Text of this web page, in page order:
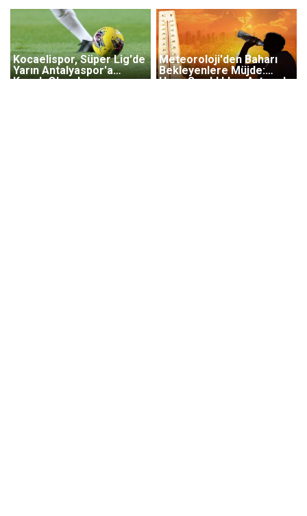
Kocaelispor, Süper Lig'de
Yarın Antalyaspor'a
Konuk Olacak
Meteoroloji'den Baharı
Bekleyenlere Müjde:
Hava Sıcaklıkları Artıyor!